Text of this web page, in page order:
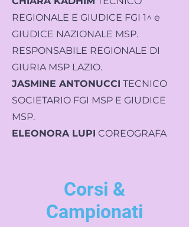
REGIONALE E GIUDICE FGI 1^ e
GIUDICE NAZIONALE MSP.
RESPONSABILE REGIONALE DI
GIURIA MSP LAZIO.
JASMINE ANTONUCCI TECNICO
SOCIETARIO FGI MSP E GIUDICE
MSP.
ELEONORA LUPI COREOGRAFA
Corsi &
Campionati